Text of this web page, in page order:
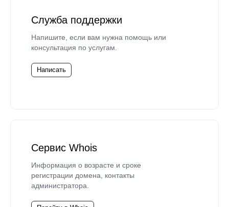
Служба поддержки
Напишите, если вам нужна помощь или
консультация по услугам.
Написать
Сервис Whois
Информация о возрасте и сроке
регистрации домена, контакты
администратора.